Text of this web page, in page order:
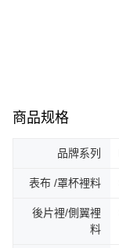
商品规格
品牌系列
表布 /罩杯裡料
後片裡/側翼裡
料